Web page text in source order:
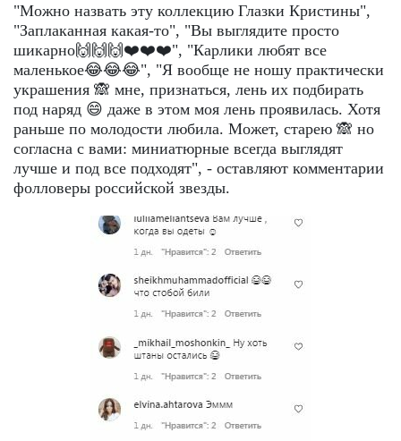
"Можно назвать эту коллекцию Глазки Кристины",
"Заплаканная какая-то", "Вы выглядите просто
шикарно🙌🙌🙌❤️❤️❤️", "Карлики любят все
маленькое😂😂😂", "Я вообще не ношу практически
украшения 🙈 мне, признаться, лень их подбирать
под наряд 😄 даже в этом моя лень проявилась. Хотя
раньше по молодости любила. Может, старею 🙈 но
согласна с вами: миниатюрные всегда выглядят
лучше и под все подходят", - оставляют комментарии
фолловеры российской звезды.